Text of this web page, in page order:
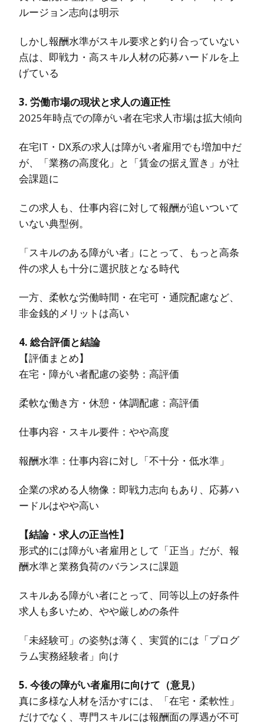
ルージョン志向は明示
しかし報酬水準がスキル要求と釣り合っていない
点は、即戦力・高スキル人材の応募ハードルを上
げている
3. 労働市場の現状と求人の適正性
2025年時点での障がい者在宅求人市場は拡大傾向
在宅IT・DX系の求人は障がい者雇用でも増加中だ
が、「業務の高度化」と「賃金の据え置き」が社
会課題に
この求人も、仕事内容に対して報酬が追いついて
いない典型例。
「スキルのある障がい者」にとって、もっと高条
件の求人も十分に選択肢となる時代
一方、柔軟な労働時間・在宅可・通院配慮など、
非金銭的メリットは高い
4. 総合評価と結論
【評価まとめ】
在宅・障がい者配慮の姿勢：高評価
柔軟な働き方・休憩・体調配慮：高評価
仕事内容・スキル要件：やや高度
報酬水準：仕事内容に対し「不十分・低水準」
企業の求める人物像：即戦力志向もあり、応募ハ
ードルはやや高い
【結論・求人の正当性】
形式的には障がい者雇用として「正当」だが、報
酬水準と業務負荷のバランスに課題
スキルある障がい者にとって、同等以上の好条件
求人も多いため、やや厳しめの条件
「未経験可」の姿勢は薄く、実質的には「プログ
ラム実務経験者」向け
5. 今後の障がい者雇用に向けて（意見）
真に多様な人材を活かすには、「在宅・柔軟性」
だけでなく、専門スキルには報酬面の厚遇が不可